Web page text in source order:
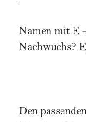
Namen mit E
Nachwuchs?
Den passenden